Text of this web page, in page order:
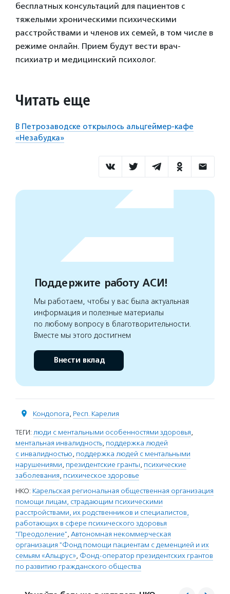
бесплатных консультаций для пациентов с
тяжелыми хроническими психическими
расстройствами и членов их семей, в том числе в
режиме онлайн. Прием будут вести врач-
психиатр и медицинский психолог.
Читать еще
В Петрозаводске открылось альцгеймер-кафе
«Незабудка»
Поддержите работу АСИ!
Мы работаем, чтобы у вас была актуальная
информация и полезные материалы
по любому вопросу в благотворительности.
Вместе мы этого достигнем
Внести вклад
Кондопога, Респ. Карелия
ТЕГИ: люди с ментальными особенностями здоровья,
ментальная инвалидность, поддержка людей
с инвалидностью, поддержка людей с ментальными
нарушениями, президентские гранты, психические
заболевания, психическое здоровье
НКО: Карельская региональная общественная организация
помощи лицам, страдающим психическими
расстройствами, их родственников и специалистов,
работающих в сфере психического здоровья
"Преодоление", Автономная некоммерческая
организация "Фонд помощи пациентам с деменцией и их
семьям «Альцрус», Фонд-оператор президентских грантов
по развитию гражданского общества